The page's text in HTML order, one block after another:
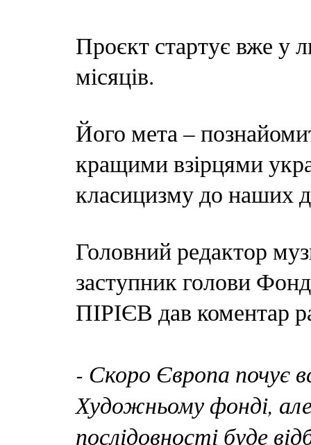
Проєкт стартує вже у
місяців.
Його мета –
кращими взірцями
класицизму до наших
Головний редактор
заступник голови
ПІРІЄВ дав коментар
- Скоро Європа почує
Художньому фонді, але
послідовності буде